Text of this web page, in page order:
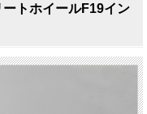
ートホイールF19イン